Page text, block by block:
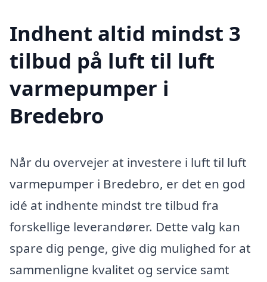
Indhent altid mindst 3
tilbud på luft til luft
varmepumper i
Bredebro
Når du overvejer at investere i luft til luft
varmepumper i Bredebro, er det en god
idé at indhente mindst tre tilbud fra
forskellige leverandører. Dette valg kan
spare dig penge, give dig mulighed for at
sammenligne kvalitet og service samt